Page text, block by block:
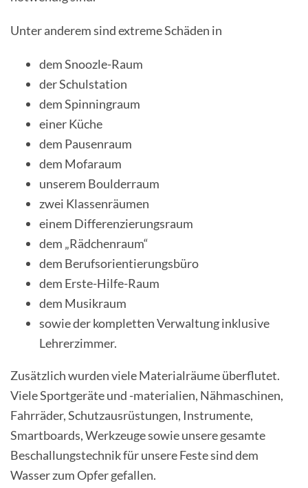
Unter anderem sind extreme Schäden in
dem Snoozle-Raum
der Schulstation
dem Spinningraum
einer Küche
dem Pausenraum
dem Mofaraum
unserem Boulderraum
zwei Klassenräumen
einem Differenzierungsraum
dem „Rädchenraum“
dem Berufsorientierungsbüro
dem Erste-Hilfe-Raum
dem Musikraum
sowie der kompletten Verwaltung inklusive
Lehrerzimmer.
Zusätzlich wurden viele Materialräume überflutet.
Viele Sportgeräte und -materialien, Nähmaschinen,
Fahrräder, Schutzausrüstungen, Instrumente,
Smartboards, Werkzeuge sowie unsere gesamte
Beschallungstechnik für unsere Feste sind dem
Wasser zum Opfer gefallen.